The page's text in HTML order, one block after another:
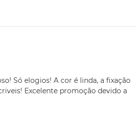
Só elogios! A cor é linda, a fixação
Excelente promoção devido a